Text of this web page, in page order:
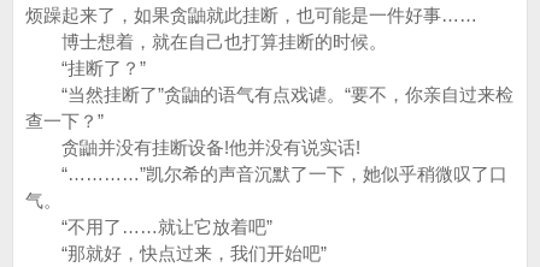
烦躁起来了，如果贪鼬就此挂断，也可能是一件好事……
博士想着，就在自己也打算挂断的时候。
“挂断了？”
“当然挂断了”贪鼬的语气有点戏谑。“要不，你亲自过来检
查一下？”
贪鼬并没有挂断设备!他并没有说实话!
“…………”凯尔希的声音沉默了一下，她似乎稍微叹了口
气。
“不用了……就让它放着吧”
“那就好，快点过来，我们开始吧”